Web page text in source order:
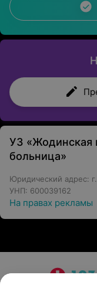
УЗ «Жодинская
больница»
Юридический адрес:
УНП: 600039162
На правах рекламы